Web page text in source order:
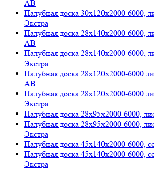
АВ
Палубная доска 30х120х2000-6000,
Экстра
Палубная доска 28х140х2000-6000,
АВ
Палубная доска 28х140х2000-6000,
Экстра
Палубная доска 28х120х2000-6000
АВ
Палубная доска 28х120х2000-6000
Экстра
Палубная доска 28х95х2000-6000,
Палубная доска 28х95х2000-6000,
Экстра
Палубная доска 45х140х2000-6000,
Палубная доска 45х140х2000-6000,
Экстра